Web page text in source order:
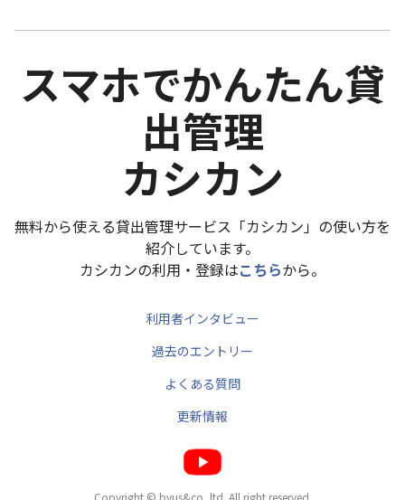
スマホでかんたん貸
出管理
カシカン
無料から使える貸出管理サービス「カシカン」の使い方を
紹介しています。
カシカンの利用・登録はこちらから。
利用者インタビュー
過去のエントリー
よくある質問
更新情報
Copyright © byus&co.,ltd. All right reserved.